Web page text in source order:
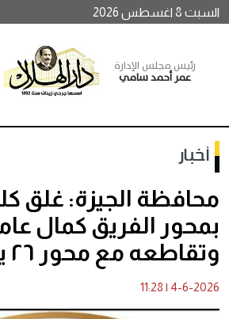
السبت 8 اغسطس 2026
رئيس مجلس الإدارة
عمر أحمد سامي
أخبار
محافظة الجيزة: غلق
بمحور الفريق كمال
وتقاطعه مع محور ٢٦ يوليو
4-6-2026
|
11:28